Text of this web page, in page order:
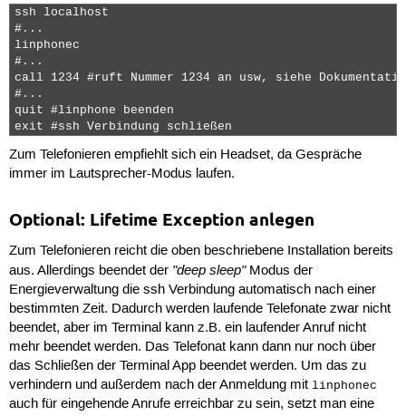
Hostname 127.0.0.1
IdentityFile /home/phablet/.ssh/localhost_rsa
ssh localhost
#...
linphonec
#...
call 1234 #ruft Nummer 1234 an usw, siehe
#...
quit #linphone beenden
exit #ssh Verbindung schließen
Zum Telefonieren empfiehlt sich ein Headset, da Gespräche
immer im Lautsprecher-Modus laufen.
Optional: Lifetime Exception anlegen
Zum Telefonieren reicht die oben beschriebene Installation bereits
aus. Allerdings beendet der "deep sleep"Modus der
Energieverwaltung die ssh Verbindung automatisch nach einer
bestimmten Zeit. Dadurch werden laufende Telefonate zwar nicht
beendet, aber im Terminal kann z.B. ein laufender Anruf nicht
mehr beendet werden. Das Telefonat kann dann nur noch über
das Schließen der Terminal App beendet werden. Um das zu
verhindern und außerdem nach der Anmeldung mit linphonec
auch für eingehende Anrufe erreichbar zu sein, setzt man eine